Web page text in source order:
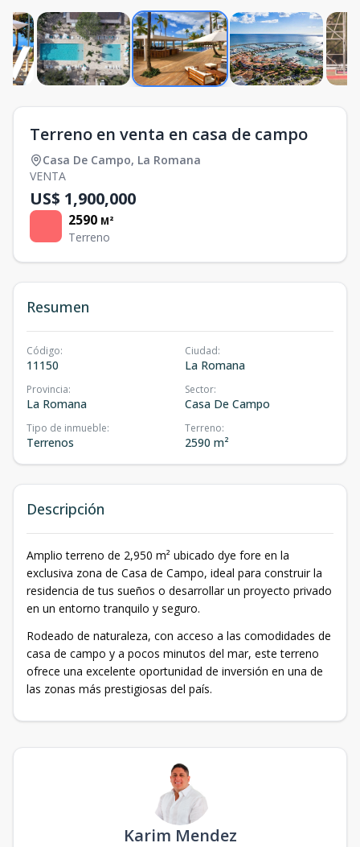
Terreno en venta en casa de campo
Casa De Campo, La Romana
VENTA
US$ 1,900,000
2590 M²
Terreno
Resumen
Código:
11150
Ciudad:
La Romana
Provincia:
La Romana
Sector:
Casa De Campo
Tipo de inmueble:
Terrenos
Terreno:
2590 m²
Descripción
Amplio terreno de 2,950 m² ubicado dye fore en la
exclusiva zona de Casa de Campo, ideal para construir la
residencia de tus sueños o desarrollar un proyecto privado
en un entorno tranquilo y seguro.
Rodeado de naturaleza, con acceso a las comodidades de
casa de campo y a pocos minutos del mar, este terreno
ofrece una excelente oportunidad de inversión en una de
las zonas más prestigiosas del país.
Karim Mendez